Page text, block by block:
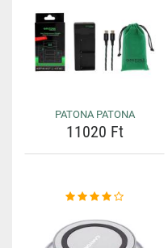
PATONA PATONA
11020 Ft